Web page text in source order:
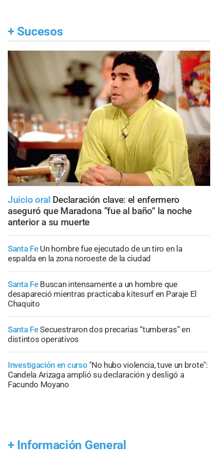
+ Sucesos
Juicio oral Declaración clave: el enfermero
aseguró que Maradona “fue al baño” la noche
anterior a su muerte
Santa Fe Un hombre fue ejecutado de un tiro en la
espalda en la zona noroeste de la ciudad
Santa Fe Buscan intensamente a un hombre que
desapareció mientras practicaba kitesurf en Paraje El
Chaquito
Santa FeSecuestraron dos precarias “tumberas” en
distintos operativos
Investigación en curso "No hubo violencia, tuve un brote":
Candela Arizaga amplió su declaración y desligó a
Facundo Moyano
+ Información General